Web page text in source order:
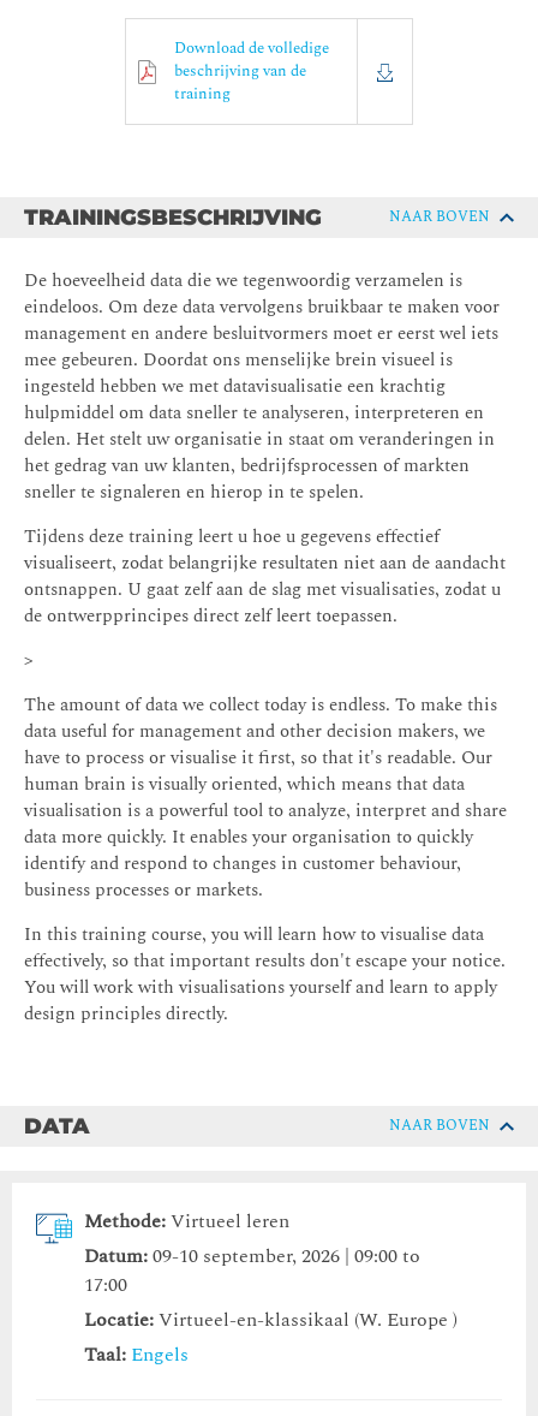
Download de volledige
beschrijving van de
training
TRAININGSBESCHRIJVING NAAR BOVEN
De hoeveelheid data die we tegenwoordig verzamelen is
eindeloos. Om deze data vervolgens bruikbaar te maken voor
management en andere besluitvormers moet er eerst wel iets
mee gebeuren. Doordat ons menselijke brein visueel is
ingesteld hebben we met datavisualisatie een krachtig
hulpmiddel om data sneller te analyseren, interpreteren en
delen. Het stelt uw organisatie in staat om veranderingen in
het gedrag van uw klanten, bedrijfsprocessen of markten
sneller te signaleren en hierop in te spelen.
Tijdens deze training leert u hoe u gegevens effectief
visualiseert, zodat belangrijke resultaten niet aan de aandacht
ontsnappen. U gaat zelf aan de slag met visualisaties, zodat u
de ontwerpprincipes direct zelf leert toepassen.
>
The amount of data we collect today is endless. To make this
data useful for management and other decision makers, we
have to process or visualise it first, so that it's readable. Our
human brain is visually oriented, which means that data
visualisation is a powerful tool to analyze, interpret and share
data more quickly. It enables your organisation to quickly
identify and respond to changes in customer behaviour,
business processes or markets.
In this training course, you will learn how to visualise data
effectively, so that important results don't escape your notice.
You will work with visualisations yourself and learn to apply
design principles directly.
DATA NAAR BOVEN
Methode:Virtueel leren
Datum:09-10 september, 2026 | 09:00 to
17:00
Locatie:Virtueel-en-klassikaal (W. Europe )
Taal: Engels